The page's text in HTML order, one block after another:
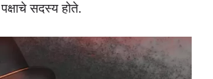
सदस्य होते.